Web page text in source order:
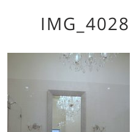
IMG_4028